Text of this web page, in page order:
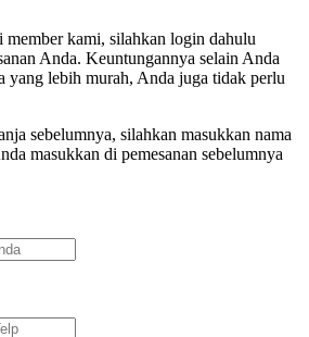
member kami, silahkan login dahulu
Anda. Keuntungannya selain Anda
yang lebih murah, Anda juga tidak perlu
sebelumnya, silahkan masukkan nama
masukkan di pemesanan sebelumnya